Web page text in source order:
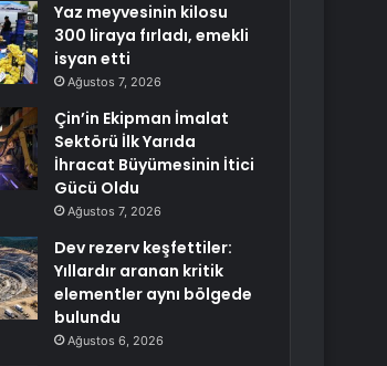
Yaz meyvesinin kilosu
300 liraya fırladı, emekli
isyan etti
Ağustos 7, 2026
Çin’in Ekipman İmalat
Sektörü İlk Yarıda
İhracat Büyümesinin İtici
Gücü Oldu
Ağustos 7, 2026
Dev rezerv keşfettiler:
Yıllardır aranan kritik
elementler aynı bölgede
bulundu
Ağustos 6, 2026